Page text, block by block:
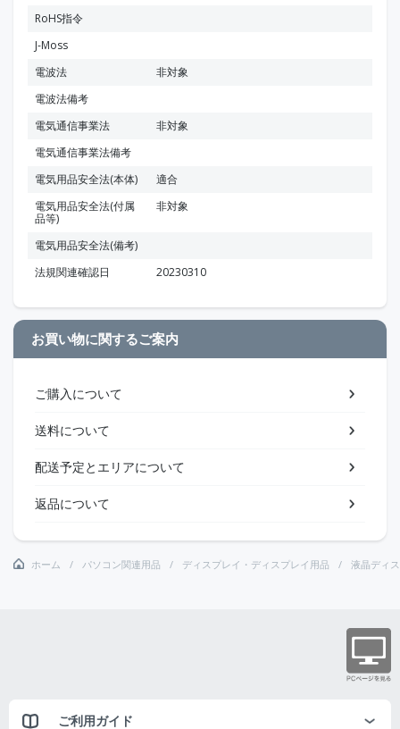
RoHS指令
J-Moss
電波法
非対象
電波法備考
電気通信事業法
非対象
電気通信事業法備考
電気用品安全法(本体)
適合
電気用品安全法(付属
品等)
非対象
電気用品安全法(備考)
法規関連確認日
20230310
お買い物に関するご案内
ご購入について
送料について
配送予定とエリアについて
返品について
ホーム パソコン関連用品 ディスプレイ・ディスプレイ用品 液晶ディ
ご利用ガイド